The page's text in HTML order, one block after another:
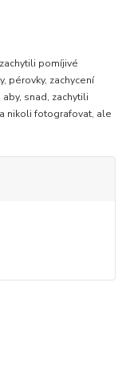
pomíjivé
pérovky, zachycení
snad, zachytili
nikoli fotografovat, ale